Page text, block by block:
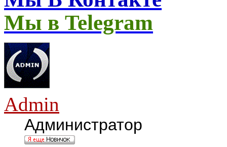
Мы в Telegram
Admin
Администратор